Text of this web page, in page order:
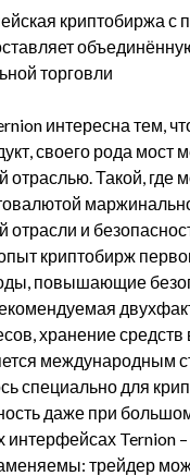
криптобиржа с
торговли
интересна тем,
своего рода
отраслью. Такой,
отрасли и
криптобирж
повышающие
хранение
международным
специально для
даже при
интерфейсах
трейдер